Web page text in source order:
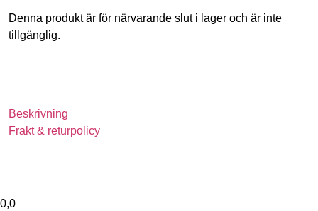
Denna produkt är för närvarande slut i lager och är inte
tillgänglig.
Beskrivning
Frakt & returpolicy
0,0